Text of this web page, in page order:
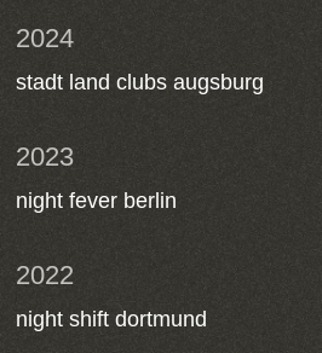
2024
stadt land clubs augsburg
2023
night fever berlin
2022
night shift dortmund